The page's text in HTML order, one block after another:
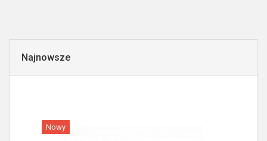
Najnowsze
Nowy